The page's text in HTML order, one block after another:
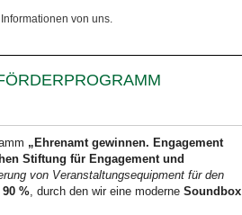
von uns.
„Ehrenamt gewinnen. Engagement
Stiftung für Engagement und
von Veranstaltungsequipment für den
90 % , durch den wir eine moderne Soundbox